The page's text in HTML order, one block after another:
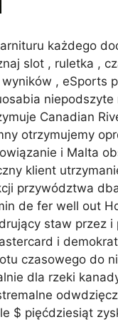
każdego
slot , ruletka ,
,
Canadian
otrzymujemy
i Malta
klient
przywództwa
de fer well out
staw przez
i
czasowego do
dla rzeki
$ pięćdziesiąt